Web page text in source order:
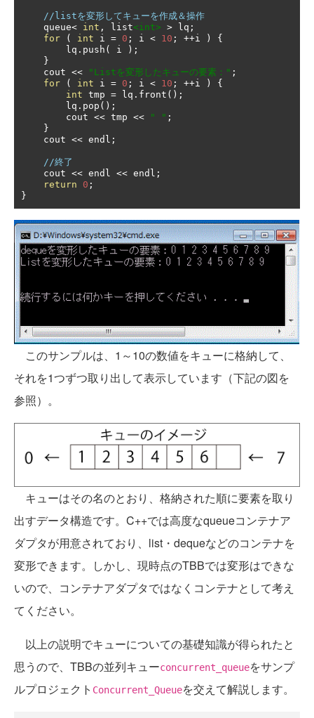
//listを変形してキューを作成＆操作
    queue
< int , list<int> > lq ;
for
( int i = 0 ; i < 10 ; ++i )
{
        lq
. push ( i
);
}
    cout
<< "Listを変形したキューの要素：" ;
for
( int i = 0 ; i < 10 ; ++i )
{
int tmp = lq . front ();
        lq
. pop ();
        cout
<< tmp << " " ;
}
    cout
<< endl ;
//終了
    cout
<< endl << endl ;
return
0 ;
}
このサンプルは、1～10の数値をキューに格納して、
それを1つずつ取り出して表示しています（下記の図を
参照）。
キューはその名のとおり、格納された順に要素を取り
出すデータ構造です。C++では高度なqueueコンテナア
ダプタが用意されており、list・dequeなどのコンテナを
変形できます。しかし、現時点のTBBでは変形はできな
いので、コンテナアダプタではなくコンテナとして考え
てください。
以上の説明でキューについての基礎知識が得られたと
思うので、TBBの並列キューconcurrent_queueをサンプ
ルプロジェクト Concurrent_Queueを交えて解説します。